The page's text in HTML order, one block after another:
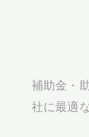
補助金・
社に最適